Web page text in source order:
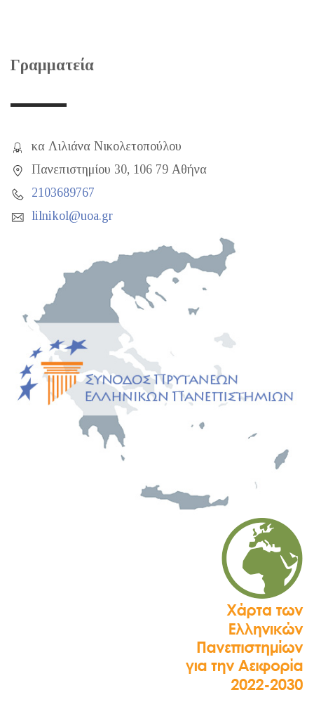
Γραμματεία
κα Λιλιάνα Νικολετοπούλου
Πανεπιστημίου 30, 106 79 Αθήνα
2103689767
lilnikol@uoa.gr